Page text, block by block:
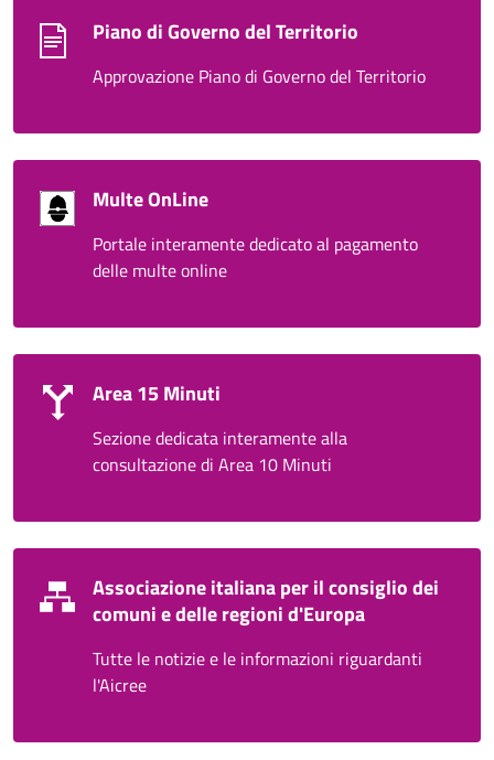
Piano di Governo del Territorio
Approvazione Piano di Governo del Territorio
Multe OnLine
Portale interamente dedicato al pagamento
delle multe online
Area 15 Minuti
Sezione dedicata interamente alla
consultazione di Area 10 Minuti
Associazione italiana per il consiglio dei
comuni e delle regioni d'Europa
Tutte le notizie e le informazioni riguardanti
l'Aicree